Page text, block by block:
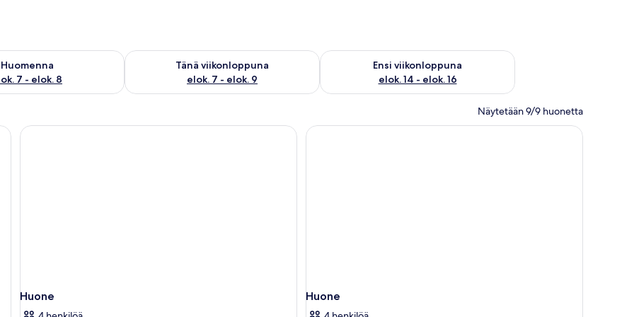
Huomenna
7 - elok. 8
saatavuus elok. 7 - elok. 8
Tänä viikonloppuna
elok. 7 - elok. 9
Tarkista tämän viikonlopun saatavuus elok. 7 - elok. 9
Ensi viikonloppuna
elok. 14 - elok. 16
Tarkista ensi viikonlopun saatavuus elok. 14 - elok. 16
Näytetään 9/9 huonetta
Huone Huone